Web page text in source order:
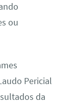
ou
Pericial
da